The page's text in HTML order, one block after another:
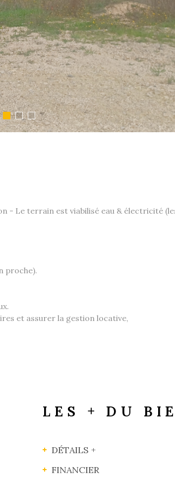
- Le terrain est viabilisé eau & électricité
proche).
et assurer la gestion locative,
LES + DU
DÉTAILS +
FINANCIER